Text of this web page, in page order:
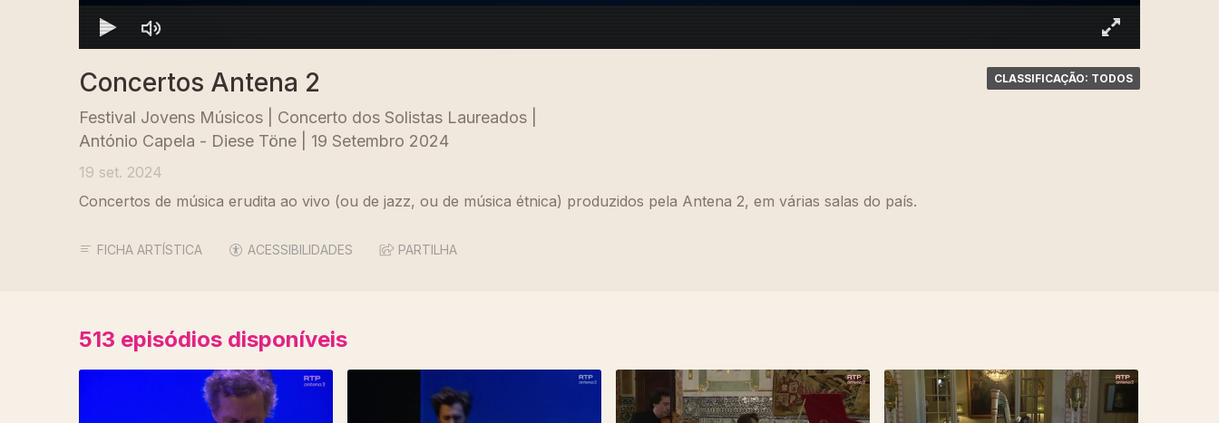
Concertos Antena 2
Festival Jovens Músicos | Concerto dos Solistas Laureados |
António Capela - Diese Töne | 19 Setembro 2024
19 set. 2024
CLASSIFICAÇÃO: TODOS
Concertos de música erudita ao vivo (ou de jazz, ou de música étnica) produzidos pela Antena 2, em várias salas do país.
FICHA ARTÍSTICA ACESSIBILIDADES PARTILHA
513 episódios disponíveis